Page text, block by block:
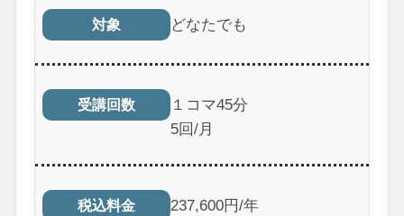
対象 どなたでも
受講回数
１コマ45分
5回/月
税込料金 237,600円/年